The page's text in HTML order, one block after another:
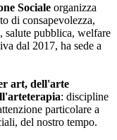
Sociale organizza
di consapevolezza,
salute pubblica, welfare
dal 2017, ha sede a
art, dell'arte
: discipline
particolare a
del nostro tempo.